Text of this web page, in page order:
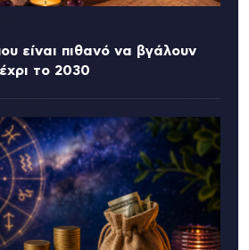
είναι πιθανό να βγάλουν
το 2030